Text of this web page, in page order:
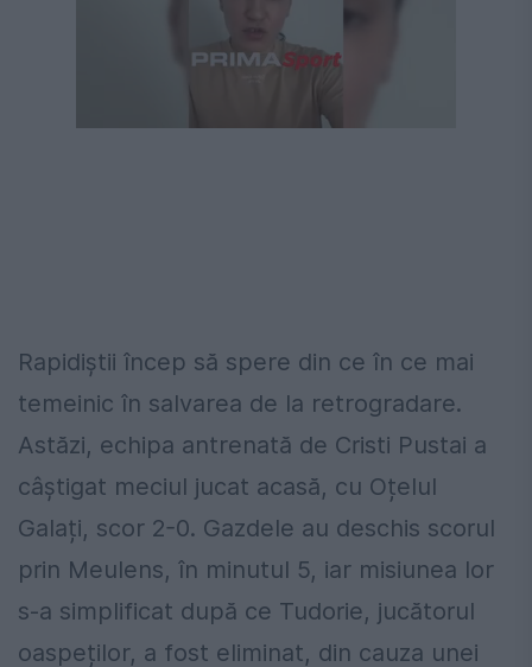
Rapidiștii încep să spere din ce în ce mai
temeinic în salvarea de la retrogradare.
Astăzi, echipa antrenată de Cristi Pustai a
câștigat meciul jucat acasă, cu Oțelul
Galați, scor 2-0. Gazdele au deschis scorul
prin Meulens, în minutul 5, iar misiunea lor
s-a simplificat după ce Tudorie, jucătorul
oaspeților, a fost eliminat, din cauza unei